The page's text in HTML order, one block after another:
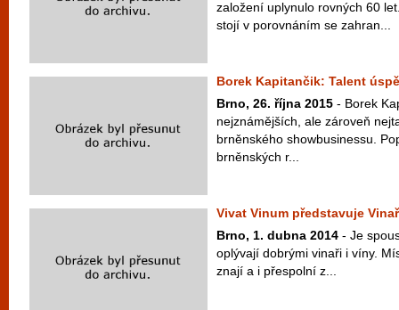
založení uplynulo rovných 60
stojí v porovnáním se zahran...
Borek Kapitančik: Talent
Brno, 26. října 2015 - Borek
nejznámějších, ale zároveň
brněnského showbusinessu.
brněnských r...
Vivat Vinum představuje
Brno, 1. dubna 2014 - Je
oplývají dobrými vinaři i víny.
znají a i přespolní z...